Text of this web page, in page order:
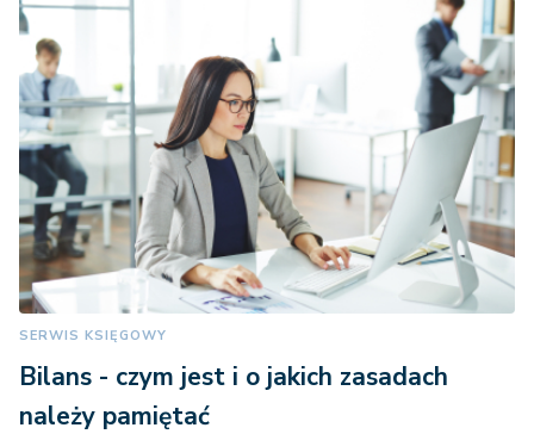
SERWIS KSIĘGOWY
Bilans - czym jest i o jakich zasadach
należy pamiętać